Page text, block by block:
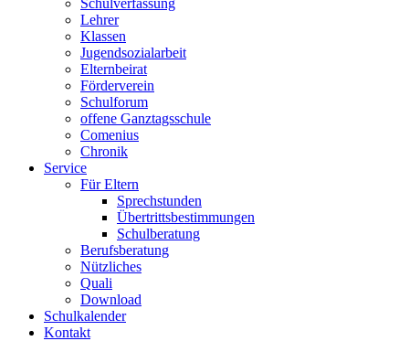
Lehrer
Klassen
Jugendsozialarbeit
Elternbeirat
Förderverein
Schulforum
offene Ganztagsschule
Comenius
Chronik
Service
Für Eltern
Sprechstunden
Übertrittsbestimmungen
Schulberatung
Berufsberatung
Nützliches
Quali
Download
Schulkalender
Kontakt